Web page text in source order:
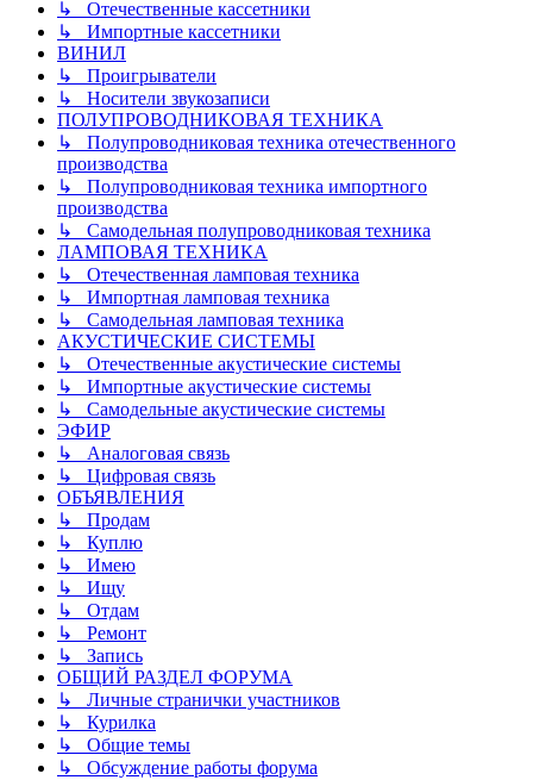
↳ Отечественные кассетники
↳ Импортные кассетники
ВИНИЛ
↳ Проигрыватели
↳ Носители звукозаписи
ПОЛУПРОВОДНИКОВАЯ ТЕХНИКА
↳ Полупроводниковая техника отечественного
производства
↳ Полупроводниковая техника импортного
производства
↳ Самодельная полупроводниковая техника
ЛАМПОВАЯ ТЕХНИКА
↳ Отечественная ламповая техника
↳ Импортная ламповая техника
↳ Самодельная ламповая техника
АКУСТИЧЕСКИЕ СИСТЕМЫ
↳ Отечественные акустические системы
↳ Импортные акустические системы
↳ Самодельные акустические системы
ЭФИР
↳ Аналоговая связь
↳ Цифровая связь
ОБЪЯВЛЕНИЯ
↳ Продам
↳ Куплю
↳ Имею
↳ Ищу
↳ Отдам
↳ Ремонт
↳ Запись
ОБЩИЙ РАЗДЕЛ ФОРУМА
↳ Личные странички участников
↳ Курилка
↳ Общие темы
↳ Обсуждение работы форума